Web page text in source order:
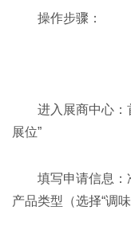
操作步骤：
进入展商中心：
展位”
填写申请信息
产品类型（选择“调